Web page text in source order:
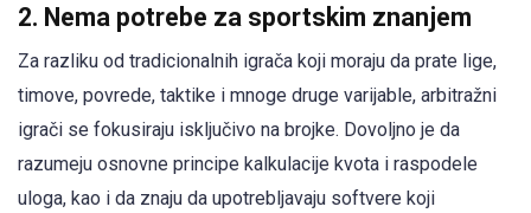
2. Nema potrebe za sportskim znanjem
Za razliku od tradicionalnih igrača koji moraju da prate lige,
timove, povrede, taktike i mnoge druge varijable, arbitražni
igrači se fokusiraju isključivo na brojke. Dovoljno je da
razumeju osnovne principe kalkulacije kvota i raspodele
uloga, kao i da znaju da upotrebljavaju softvere koji